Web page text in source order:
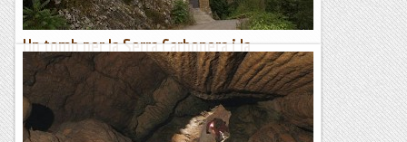
Un tomb per la Serra Carbonera i la
Muntanya de Sant Mamet
Sembla que cada cop som més puntuals, abans de l'hora
prevista ja estem tots a lloc.Iniciem la ruta cap a l'Església de
Sant Pere per costat del cementiri, sembla però que...